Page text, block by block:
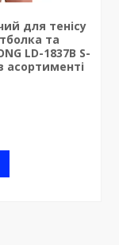
для тенісу
та
LD-1837B S-
асортименті